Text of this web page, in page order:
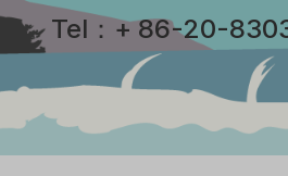
Tel：+ 86-20-